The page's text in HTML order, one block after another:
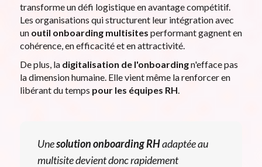
transforme un défi logistique en avantage compétitif.
Les organisations qui structurent leur intégration avec
un outil onboarding multisites performant gagnent en
cohérence, en efficacité et en attractivité.
De plus, la digitalisation de l'onboardingn'efface pas
la dimension humaine. Elle vient même la renforcer en
libérant du temps pour les équipes RH
Unesolution onboarding RHadaptée au
multisite devient donc rapidement